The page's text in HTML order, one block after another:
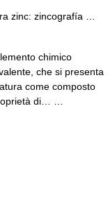
zinc: zincografía …
chimico
che si presenta
come composto
di… …